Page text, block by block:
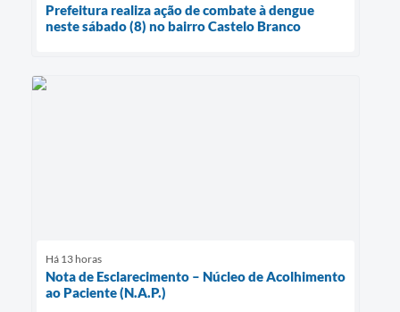
Prefeitura realiza ação de combate à dengue
neste sábado (8) no bairro Castelo Branco
Há 13 horas
Nota de Esclarecimento – Núcleo de Acolhimento
ao Paciente (N.A.P.)